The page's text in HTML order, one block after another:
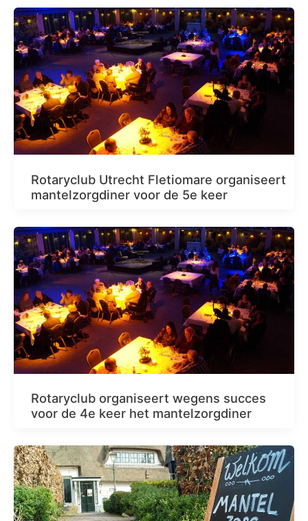
Rotaryclub Utrecht Fletiomare organiseert
mantelzorgdiner voor de 5e keer
Rotaryclub organiseert wegens succes
voor de 4e keer het mantelzorgdiner